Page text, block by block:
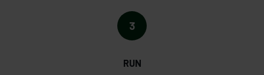
3
RUN